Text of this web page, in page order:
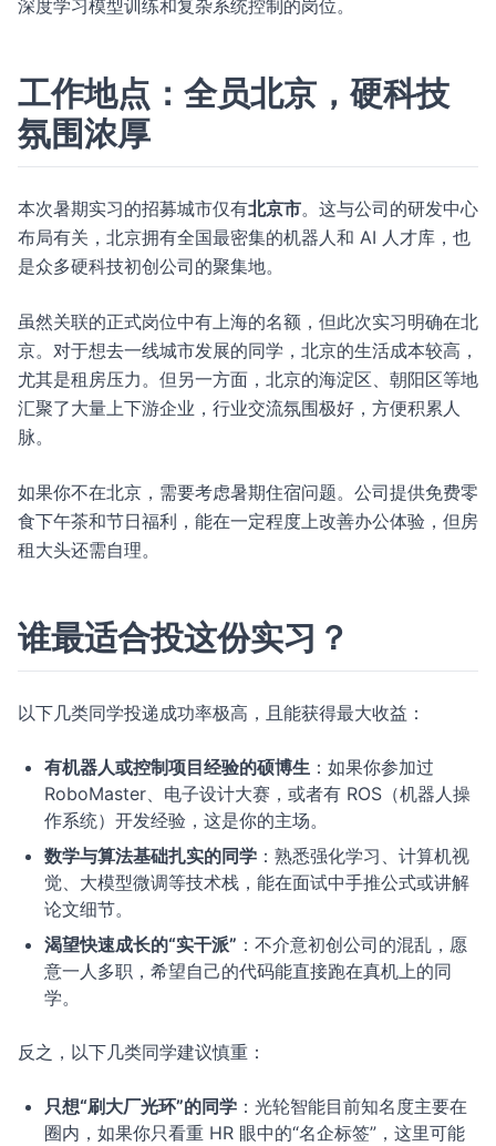
深度学习模型训练和复杂系统控制的岗位。
工作地点：全员北京，硬科技
氛围浓厚
本次暑期实习的招募城市仅有北京市。这与公司的研发中心
布局有关，北京拥有全国最密集的机器人和 AI 人才库，也
是众多硬科技初创公司的聚集地。
虽然关联的正式岗位中有上海的名额，但此次实习明确在北
京。对于想去一线城市发展的同学，北京的生活成本较高，
尤其是租房压力。但另一方面，北京的海淀区、朝阳区等地
汇聚了大量上下游企业，行业交流氛围极好，方便积累人
脉。
如果你不在北京，需要考虑暑期住宿问题。公司提供免费零
食下午茶和节日福利，能在一定程度上改善办公体验，但房
租大头还需自理。
谁最适合投这份实习？
以下几类同学投递成功率极高，且能获得最大收益：
有机器人或控制项目经验的硕博生 ：如果你参加过
RoboMaster、电子设计大赛，或者有 ROS（机器人操
作系统）开发经验，这是你的主场。
数学与算法基础扎实的同学 ：熟悉强化学习、计算机视
觉、大模型微调等技术栈，能在面试中手推公式或讲解
论文细节。
渴望快速成长的“实干派” ：不介意初创公司的混乱，愿
意一人多职，希望自己的代码能直接跑在真机上的同
学。
反之，以下几类同学建议慎重：
只想“刷大厂光环”的同学 ：光轮智能目前知名度主要在
圈内，如果你只看重 HR 眼中的“名企标签”，这里可能